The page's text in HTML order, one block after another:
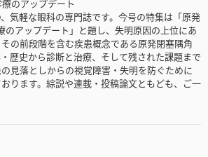
のアップデート
気軽な眼科の専門誌です。今号の特集は「原発
のアップデート」と題し、失明原因の上位にあ
の前段階を含む疾患概念である原発閉塞隅角
歴史から診断と治療、そして残された課題まで
見落としからの視覚障害・失明を防ぐために
ります。綜説や連載・投稿論文ともども、ご一